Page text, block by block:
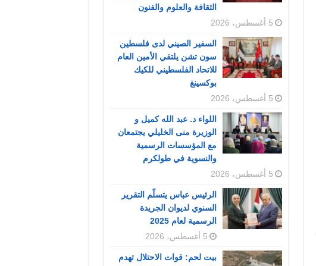
الثقافة والعلوم والفنون
5 أغسطس، 2026
السفير الصيني لدى فلسطين
سون تشن يلتقي الأمين العام
للاتحاد الفلسطيني للكيك
بوكسينغ
5 أغسطس، 2026
اللواء د. عبد الله كميل و
الوزيرة منى الخليلي يجتمعان
مع المؤسسات الرسمية
والنسوية في طولكرم
5 أغسطس، 2026
الرئيس عباس يتسلّم التقرير
السنوي لديوان الجريدة
الرسمية لعام 2025
5 أغسطس، 2026
بيت لحم: قوات الاحتلال تهدم